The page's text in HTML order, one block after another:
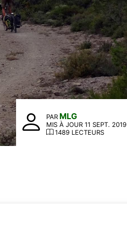
PAR MLG
MIS À JOUR 11 SEPT. 2019
1489 LECTEURS